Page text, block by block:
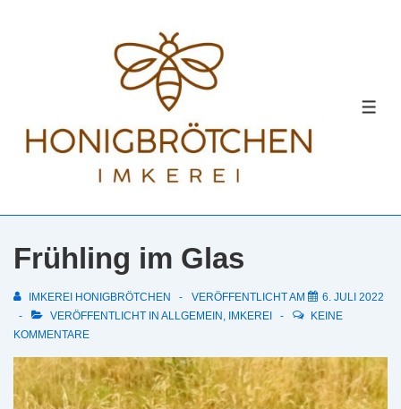
Frühling im Glas
IMKEREI HONIGBRÖTCHEN VERÖFFENTLICHT AM
6. JULI 2022
VERÖFFENTLICHT IN ALLGEMEIN IMKEREI
KEINE
KOMMENTARE